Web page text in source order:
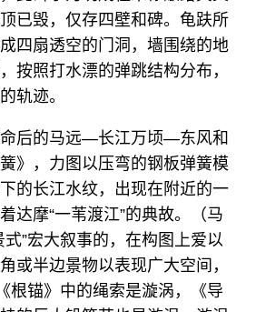
已毁，仅存四壁和碑。龟趺所
四扇透空的门洞，墙围绕的地
按照打水漂的弹跳结构分布，
轨迹。
后的马远—长江万顷—东风和
》，力图以压弯的钢板弹簧模
的长江水纹，出现在附近的一
达摩“一苇渡江”的典故。（马
”宏大叙事的，在构图上爱以
或半边景物以表现广大空间，
根锚》中的绳索是漩涡，《导